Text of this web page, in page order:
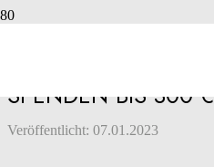
SPENDEN BIS 300 €
Veröffentlicht: 07.01.2023